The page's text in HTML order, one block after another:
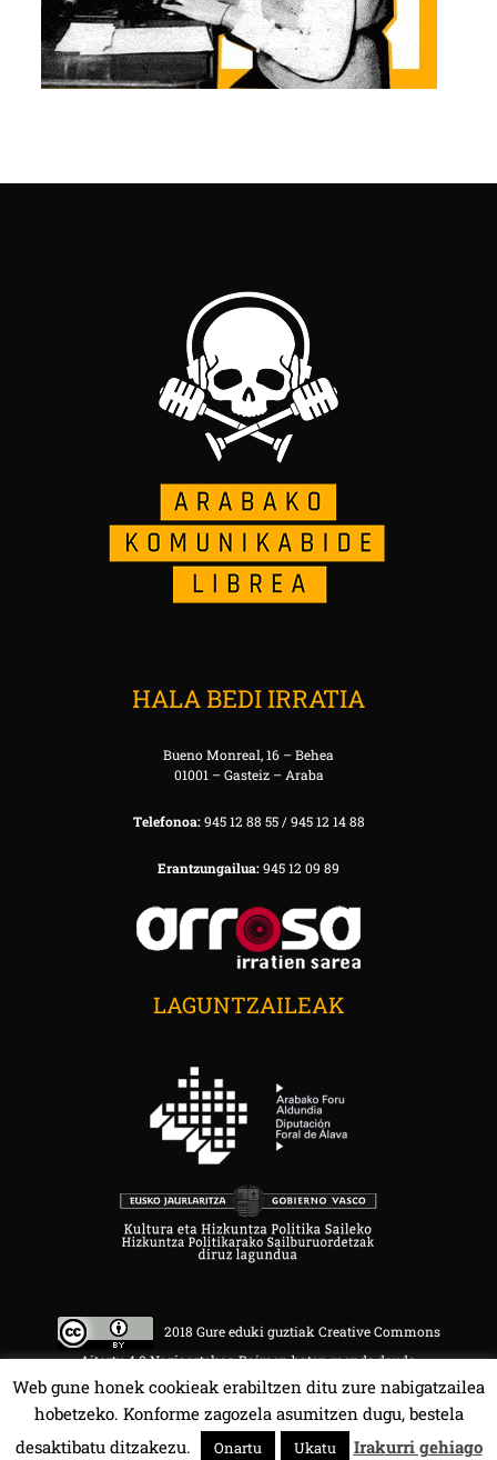
HALA BEDI IRRATIA
Bueno Monreal, 16 – Behea
01001 – Gasteiz – Araba
Telefonoa:945 12 88 55 / 945 12 14 88
Erantzungailua:945 12 09 89
LAGUNTZAILEAK
2018 Gure eduki guztiak Creative Commons
Aitortu 4.0 Nazioartekoa Baimen baten mende daude.
HALA BEDI BAT 107.4 MHz.
Web gune honek cookieak erabiltzen ditu zure nabigatzailea
hobetzeko. Konforme zagozela asumitzen dugu, bestela
desaktibatu ditzakezu.
Onartu Ukatu Irakurri gehiago